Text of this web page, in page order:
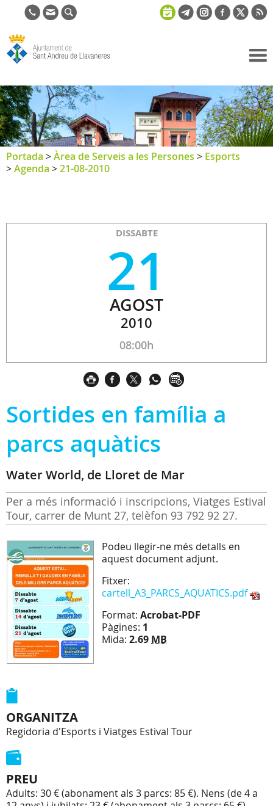
de Sant
Andreu de
Llavaneres
Portada >Àrea de Serveis a les Persones > Esports
>Agenda >21-08-2010
DISSABTE
21
AGOST
2010
08:00h
Sortides en família a
parcs aquàtics
Water World, de Lloret de Mar
Per a més informació i inscripcions, Viatges Estival
Tour, carrer de Munt 27, telèfon 93 792 92 27.
Podeu llegir-ne més detalls en
aquest document adjunt.
Fitxer:
cartell_A3_PARCS_AQUATICS.pdf
Format: Acrobat-PDF
Pàgines: 1
Mida: 2.69 MB
ORGANITZA
Regidoria d'Esports i Viatges Estival Tour
PREU
Adults: 30 € (abonament als 3 parcs: 85 €). Nens (de 4 a